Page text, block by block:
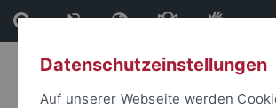
Direkt
zum
Inhalt
Direkt
zur
Fußleiste
Datenschutzeinstellungen
Auf unserer Webseite werden